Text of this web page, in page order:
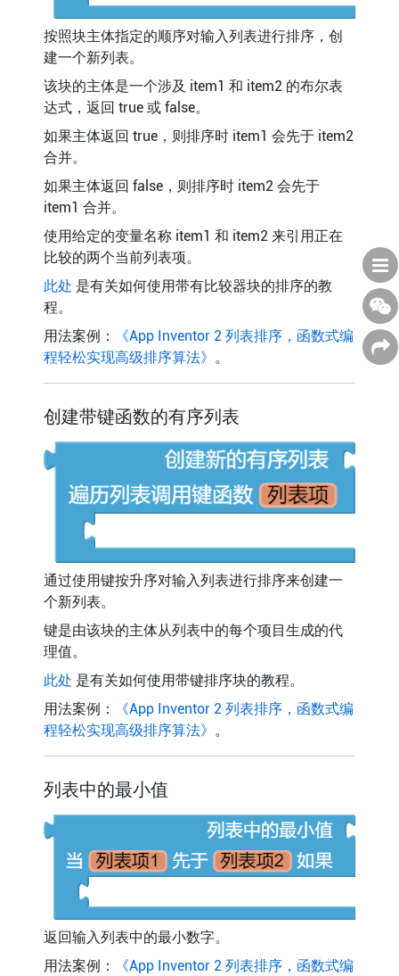
按照块主体指定的顺序对输入列表进行排序，创
建一个新列表。
该块的主体是一个涉及 item1 和 item2 的布尔表
达式，返回 true 或 false。
如果主体返回 true，则排序时 item1 会先于 item2
合并。
如果主体返回 false，则排序时 item2 会先于
item1 合并。
使用给定的变量名称 item1 和 item2 来引用正在
比较的两个当前列表项。
此处 是有关如何使用带有比较器块的排序的教
程。
用法案例：
《App Inventor 2 列表排序，函数式编
程轻松实现高级排序算法》 。
创建带键函数的有序列表
通过使用键按升序对输入列表进行排序来创建一
个新列表。
键是由该块的主体从列表中的每个项目生成的代
理值。
此处 是有关如何使用带键排序块的教程。
用法案例：
《App Inventor 2 列表排序，函数式编
程轻松实现高级排序算法》 。
列表中的最小值
返回输入列表中的最小数字。
用法案例：
《App Inventor 2 列表排序，函数式编